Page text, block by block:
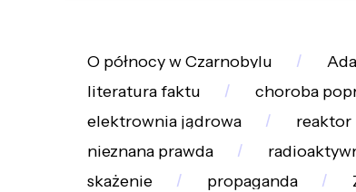
O północy w Czarnobylu
literatura faktu
choroba
elektrownia jądrowa
reaktor
nieznana prawda
skażenie
propaganda